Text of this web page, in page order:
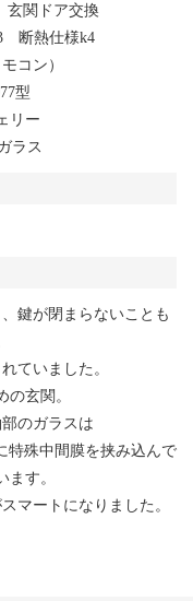
関ドア交換
断熱仕様k4
コン）
型
リー
ラス
鍵が閉まらないことも
ていました。
の玄関。
のガラスは
特殊中間膜を挟み込んで
ます。
マートになりました。